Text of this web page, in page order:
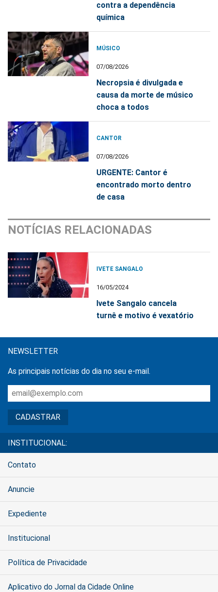
contra a dependência
química
MÚSICO
07/08/2026
Necropsia é divulgada e
causa da morte de músico
choca a todos
CANTOR
07/08/2026
URGENTE: Cantor é
encontrado morto dentro
de casa
NOTÍCIAS RELACIONADAS
IVETE SANGALO
16/05/2024
Ivete Sangalo cancela
turnê e motivo é vexatório
NEWSLETTER
As principais notícias do dia no seu e-mail.
INSTITUCIONAL:
Contato
Anuncie
Expediente
Institucional
Política de Privacidade
Aplicativo do Jornal da Cidade Online